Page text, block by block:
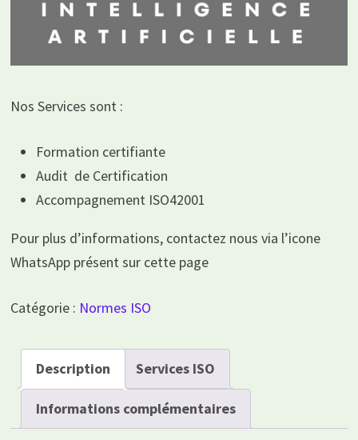
Nos Services sont :
Formation certifiante
Audit de Certification
Accompagnement ISO42001
Pour plus d’informations, contactez nous via l’icone
WhatsApp présent sur cette page
Catégorie : Normes ISO
Description Services ISO
Informations complémentaires